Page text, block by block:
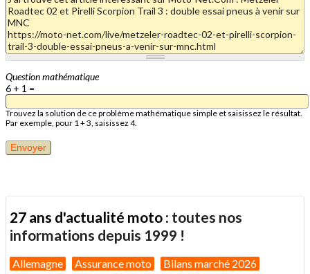
Question mathématique
6 + 1 =
Trouvez la solution de ce problème mathématique simple et saisissez le résultat.
Par exemple, pour 1 + 3, saisissez 4.
27 ans d'actualité moto : toutes nos
informations depuis 1999 !
Allemagne Assurance moto Bilans marché 2026